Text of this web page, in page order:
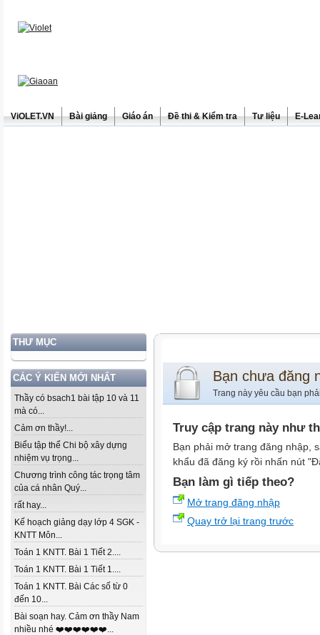
ViOLET.VN Bài giảng Giáo án Đề thi & Kiểm tra Tư liệu E-
THƯ MỤC
CÁC Ý KIẾN MỚI NHẤT
Thầy có bsach1 bài tập 10 và 11
mà có...
Cảm ơn thầy!...
Biểu tập thể Chi bộ xây dựng
nhiệm vụ trọng...
Chương trình công tác trọng tâm
của cá nhân Quý...
rất hay...
Kế hoạch giảng dạy lớp 4 SGK -
KNTT Môn...
Toán 1 KNTT. Bài 1 Tiết 2....
Toán 1 KNTT. Bài 1 Tiết 1....
Toán 1 KNTT. Bài Các số từ 0
đến 10...
Bài soạn hay. Cảm ơn thầy Nam
nhiều nhé ❤️❤️❤️❤️❤️❤️...
Bạn chưa đăng
Trang này yêu cầu bạn
Truy cập trang này như
Bạn phải mở trang đăng nhập,
khẩu đã đăng ký rồi nhấn nút
Bạn làm gì tiếp theo?
Mở trang đăng nhập
Quay trở lại trang trước